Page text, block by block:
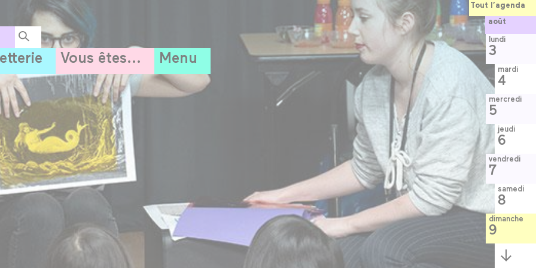
Vous êtes... Menu
Tout l’agenda
août
lundi
3
mardi
4
mercredi
5
jeudi
6
vendredi
7
samedi
8
dimanche
9
Semaine
suivante